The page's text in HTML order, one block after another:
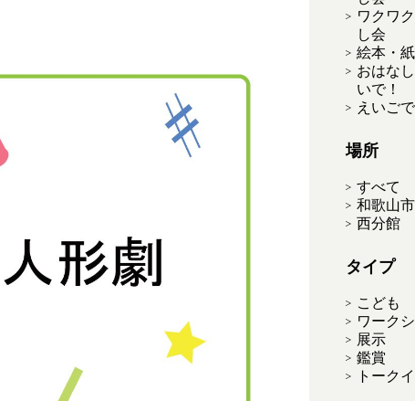
ワクワ
し会
絵本・
おはな
いで！
えいご
場所
すべて
和歌山
西分館
タイプ
こども
ワーク
展示
鑑賞
トーク